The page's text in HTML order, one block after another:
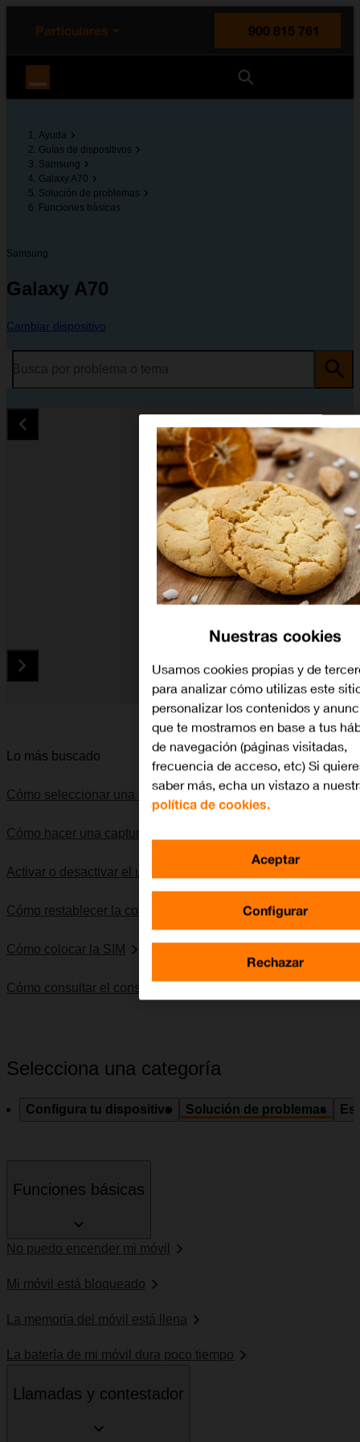
principal
la página
Particulares
900 815 761
Ayuda
Guías de dispositivos
Samsung
Galaxy A70
Solución de problemas
Funciones básicas
Samsung
Galaxy A70
Cambiar dispositivo
Diapositiva 1 de 5. Samsung Galaxy A70 - Black - imagen 1
Lo más buscado
Cómo seleccionar una red
Cómo hacer una captura de pantalla
Activar o desactivar el uso del código PIN
Cómo restablecer la configuración predeterminada
Cómo colocar la SIM
Cómo consultar el consumo de datos
Selecciona una categoría
Configura tu dispositivo Solución de problemas
Funciones básicas
No puedo encender mi móvil
Mi móvil está bloqueado
La memoria del móvil está llena
La batería de mi móvil dura poco tiempo
Llamadas y contestador
Nuestras cookies
Usamos cookies propias y de
para analizar cómo utilizas este
personalizar los contenidos y
que te mostramos en base a tus
de navegación (páginas visitadas,
frecuencia de acceso, etc) Si
saber más, echa un vistazo a
política de cookies.
Configurar
Rechazar
Aceptar